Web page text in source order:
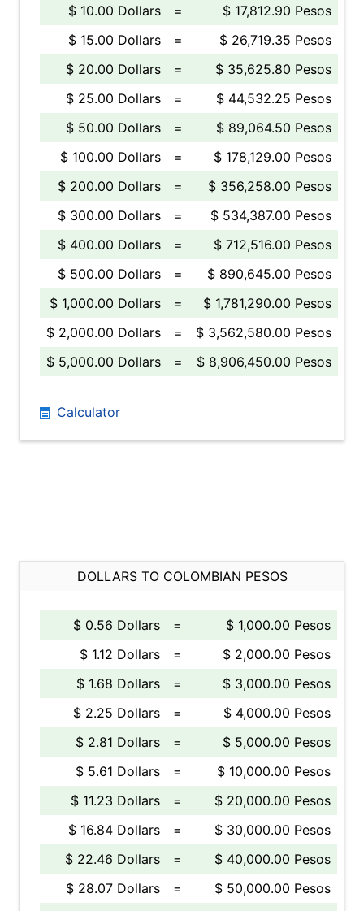
$ 10.00 Dollars
=
$ 17,812.90 Pesos
$ 15.00 Dollars
=
$ 26,719.35 Pesos
$ 20.00 Dollars
=
$ 35,625.80 Pesos
$ 25.00 Dollars
=
$ 44,532.25 Pesos
$ 50.00 Dollars
=
$ 89,064.50 Pesos
$ 100.00 Dollars
=
$ 178,129.00 Pesos
$ 200.00 Dollars
=
$ 356,258.00 Pesos
$ 300.00 Dollars
=
$ 534,387.00 Pesos
$ 400.00 Dollars
=
$ 712,516.00 Pesos
$ 500.00 Dollars
=
$ 890,645.00 Pesos
$ 1,000.00 Dollars
=
$ 1,781,290.00 Pesos
$ 2,000.00 Dollars
=
$ 3,562,580.00 Pesos
$ 5,000.00 Dollars
= $ 8,906,450.00 Pesos
Calculator
DOLLARS TO COLOMBIAN PESOS
$ 0.56 Dollars =
$ 1,000.00 Pesos
$ 1.12 Dollars
=
$ 2,000.00 Pesos
$ 1.68 Dollars
=
$ 3,000.00 Pesos
$ 2.25 Dollars
=
$ 4,000.00 Pesos
$ 2.81 Dollars
=
$ 5,000.00 Pesos
$ 5.61 Dollars
=
$ 10,000.00 Pesos
$ 11.23 Dollars
=
$ 20,000.00 Pesos
$ 16.84 Dollars
=
$ 30,000.00 Pesos
$ 22.46 Dollars
=
$ 40,000.00 Pesos
$ 28.07 Dollars
=
$ 50,000.00 Pesos